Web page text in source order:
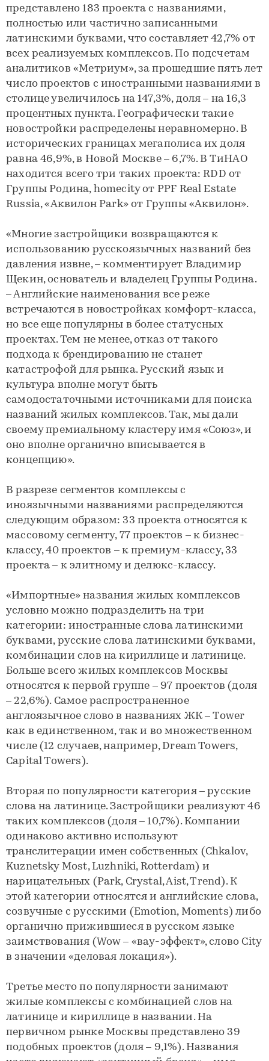
представлено 183 проекта с названиями,
полностью или частично записанными
латинскими буквами, что составляет 42,7% от
всех реализуемых комплексов. По подсчетам
аналитиков «Метриум», за прошедшие пять лет
число проектов с иностранными названиями в
столице увеличилось на 147,3%, доля – на 16,3
процентных пункта. Географически такие
новостройки распределены неравномерно. В
исторических границах мегаполиса их доля
равна 46,9%, в Новой Москве – 6,7%. В ТиНАО
находится всего три таких проекта: RDD от
Группы Родина, homecity от PPF Real Estate
Russia, «Аквилон Park» от Группы «Аквилон».
«Многие застройщики возвращаются к
использованию русскоязычных названий без
давления извне, – комментирует Владимир
Щекин, основатель и владелец Группы Родина.
– Английские наименования все реже
встречаются в новостройках комфорт-класса,
но все еще популярны в более статусных
проектах. Тем не менее, отказ от такого
подхода к брендированию не станет
катастрофой для рынка. Русский язык и
культура вполне могут быть
самодостаточными источниками для поиска
названий жилых комплексов. Так, мы дали
своему премиальному кластеру имя «Союз», и
оно вполне органично вписывается в
концепцию».
В разрезе сегментов комплексы с
иноязычными названиями распределяются
следующим образом: 33 проекта относятся к
массовому сегменту, 77 проектов – к бизнес-
классу, 40 проектов – к премиум-классу, 33
проекта – к элитному и делюкс-классу.
«Импортные» названия жилых комплексов
условно можно подразделить на три
категории: иностранные слова латинскими
буквами, русские слова латинскими буквами,
комбинации слов на кириллице и латинице.
Больше всего жилых комплексов Москвы
относятся к первой группе – 97 проектов (доля
– 22,6%). Самое распространенное
англоязычное слово в названиях ЖК – Tower
как в единственном, так и во множественном
числе (12 случаев, например, Dream Towers,
Capital Towers).
Вторая по популярности категория – русские
слова на латинице. Застройщики реализуют 46
таких комплексов (доля – 10,7%). Компании
одинаково активно используют
транслитерации имен собственных (Chkalov,
Kuznetsky Most, Luzhniki, Rotterdam) и
нарицательных (Park, Crystal, Aist, Trend). К
этой категории относятся и английские слова,
созвучные с русскими (Emotion, Moments) либо
органично прижившиеся в русском языке
заимствования (Wow – «вау-эффект», слово City
в значении «деловая локация»).
Третье место по популярности занимают
жилые комплексы с комбинацией слов на
латинице и кириллице в названии. На
первичном рынке Москвы представлено 39
подобных проектов (доля – 9,1%). Названия